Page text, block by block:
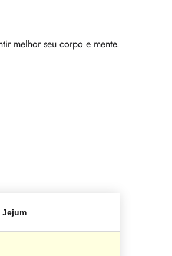
melhor seu corpo e mente.
Jejum